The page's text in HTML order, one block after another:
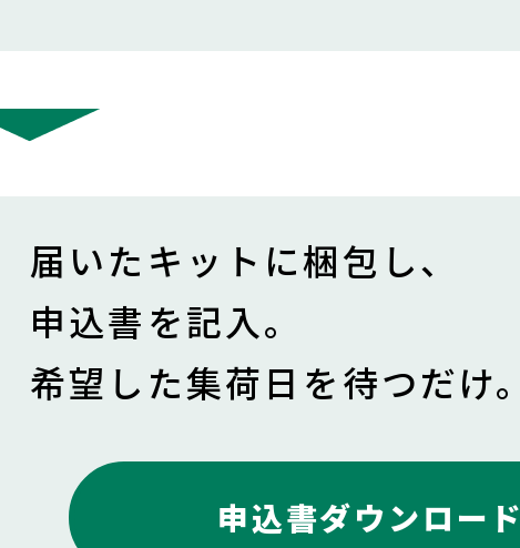
届いたキットに梱包し、
申込書を記入。
希望した集荷日を待つだけ。
申込書ダウンロード